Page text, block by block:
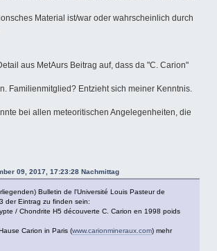
Material ist/war oder wahrscheinlich durch
aus MetAurs Beitrag auf, dass da "C. Carion"
Familienmitglied? Entzieht sich meiner Kenntnis.
bei allen meteoritischen Angelegenheiten, die
09, 2017, 17:23:28 Nachmittag
Bulletin de l'Université Louis Pasteur de
der Eintrag zu finden sein:
/ Chondrite H5 découverte C. Carion en 1998 poids
Carion in Paris (www.carionmineraux.com) mehr